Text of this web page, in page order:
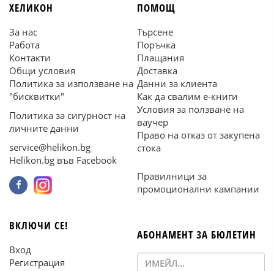
ХЕЛИКОН
За нас
Работа
Контакти
Общи условия
Политика за използване на
"бисквитки"
Политика за сигурност на
личните данни
service@helikon.bg
Helikon.bg във Facebook
ПОМОЩ
Търсене
Поръчка
Плащания
Доставка
Данни за клиента
Как да свалим е-книги
Условия за ползване на
ваучер
Право на отказ от закупена
стока
Правилници за
промоционални кампании
ВКЛЮЧИ СЕ!
Вход
Регистрация
АБОНАМЕНТ ЗА БЮЛЕТИН